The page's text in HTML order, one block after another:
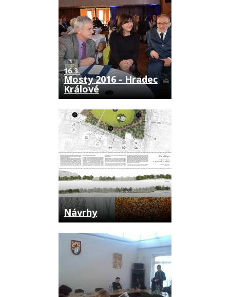
16.3.
Mosty 2016 - Hradec
Králové
Návrhy